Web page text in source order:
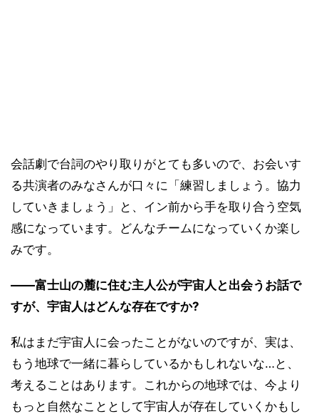
会話劇で台詞のやり取りがとても多いので、お会いす
る共演者のみなさんが口々に「練習しましょう。協力
していきましょう」と、イン前から手を取り合う空気
感になっています。どんなチームになっていくか楽し
みです。
――富士山の麓に住む主人公が宇宙人と出会うお話で
すが、宇宙人はどんな存在ですか?
私はまだ宇宙人に会ったことがないのですが、実は、
もう地球で一緒に暮らしているかもしれないな…と、
考えることはあります。これからの地球では、今より
もっと自然なこととして宇宙人が存在していくかもし